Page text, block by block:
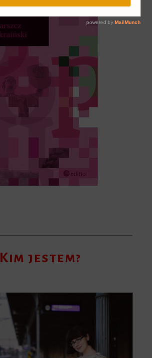
Kim jestem?